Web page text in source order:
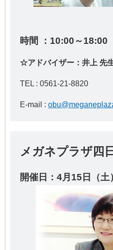
時間 ：10:00～18:00
☆アドバイザー：井上 先
TEL : 0561-21-8820
E-mail :
メガネプラザ
開催日：4月15日（土